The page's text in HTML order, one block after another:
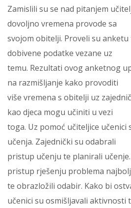
Zamislili su se nad pitanjem
dovoljno vremena provode sa
svojom obitelji. Proveli su
dobivene podatke vezane uz
temu. Rezultati ovog anketnog
na razmišljanje kako provoditi
više vremena s obitelji uz
kao djeca mogu učiniti u vezi
toga. Uz pomoć učiteljice učenici
učenja. Zajednički su odabrali
pristup učenju te planirali
pristup rješenju problema
te obrazložili odabir. Kako bi
učenici su osmišljavali aktivnosti